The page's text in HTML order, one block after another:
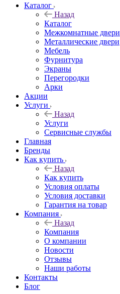
Каталог
Назад
Каталог
Межкомнатные двери
Металлические двери
Мебель
Фурнитура
Экраны
Перегородки
Арки
Акции
Услуги
Назад
Услуги
Сервисные службы
Главная
Бренды
Как купить
Назад
Как купить
Условия оплаты
Условия доставки
Гарантия на товар
Компания
Назад
Компания
О компании
Новости
Отзывы
Наши работы
Контакты
Блог